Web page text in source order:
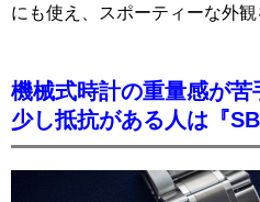
にも使え、スポーティーな外観
機械式時計の重量感が
少し抵抗がある人は『